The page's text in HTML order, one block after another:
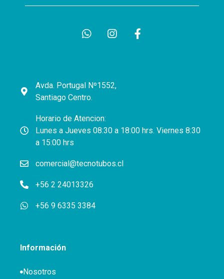
Avda. Portugal Nº1552,
Santiago Centro.
Horario de Atencion:
Lunes a Jueves 08:30 a 18:00 hrs. Viernes 8:30
a 15:00 hrs
comercial@tecnotubos.cl
+56 2 24013326
+56 9 6335 3384
Información
Nosotros